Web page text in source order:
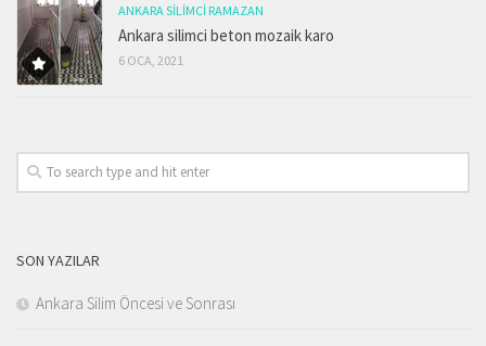
ANKARA SILIMCI RAMAZAN
Ankara silimci beton mozaik karo
6 OCA, 2021
SON YAZILAR
Ankara Silim Öncesi ve Sonrası